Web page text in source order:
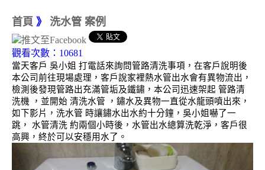
首頁 》 洗水管 案例
觀看次數：10681
當天客戶 吳小姐 打電話來詢問管路清洗事項，在客戶說明後
本公司前往現場處理，客戶說家裡熱水管出水會有異物流出，
檢測後發現管路出充滿管垢及鐵鏽，本公司迅速架起 管路清
洗機 ，並開始 清洗水管 ，鏽水及異物一直從水龍頭噴出來，
如下影片，洗水管 時讓鏽水出水約十分鐘，吳小姐嚇了一
跳， 水管清洗 約兩個小時後，水管出水總算洗乾淨，客戶很
高興，終於可以安穩用水了。